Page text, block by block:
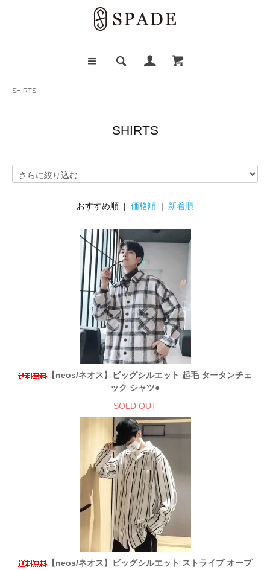
SHIRTS
SHIRTS
おすすめ順 | 価格順 | 新着順
【neos/ネオス】ビッグシルエット 起毛 タータンチェ
ック シャツ●
SOLD OUT
【neos/ネオス】ビッグシルエット ストライプ オープ